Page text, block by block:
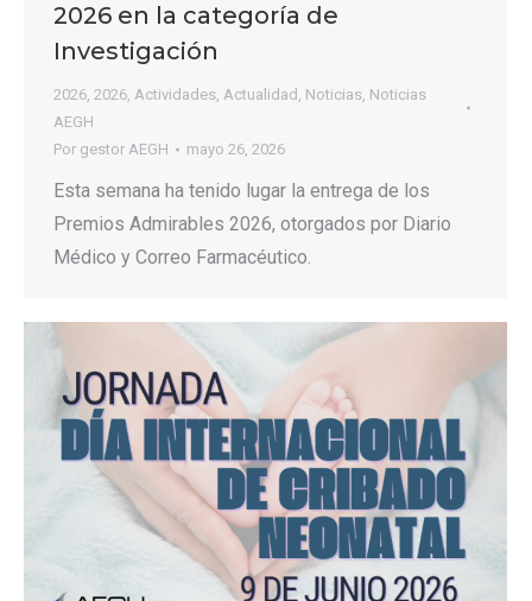
2026 en la categoría de
Investigación
2026, 2026, Actividades, Actualidad , Noticias, Noticias
AEGH
Por gestor AEGH mayo 26, 2026
Esta semana ha tenido lugar la entrega de los
Premios Admirables 2026, otorgados por Diario
Médico y Correo Farmacéutico.